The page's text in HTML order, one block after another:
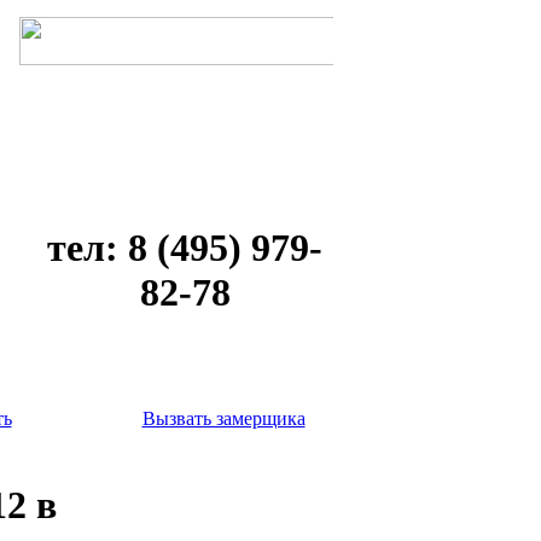
тел: 8 (495) 979-
82-78
Вызвать замерщика
в